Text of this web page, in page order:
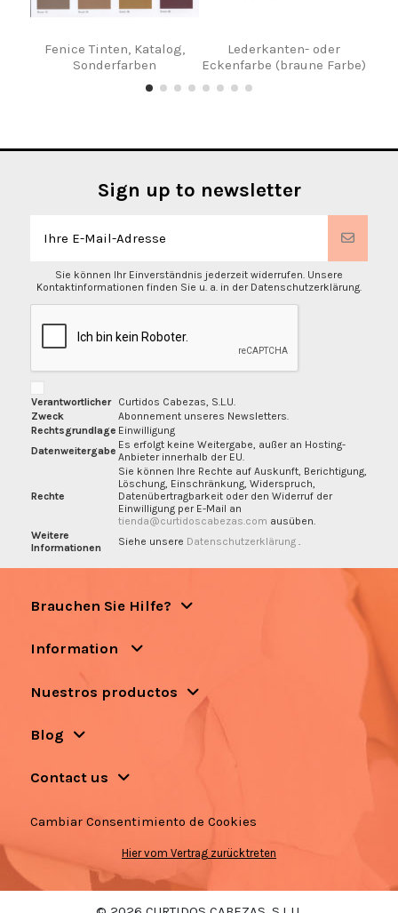
Fenice Tinten, Katalog,
Sonderfarben
Lederkanten- oder
Eckenfarbe (braune Farbe)
Sign up to newsletter
Sie können Ihr Einverständnis jederzeit widerrufen. Unsere
Kontaktinformationen finden Sie u. a. in der Datenschutzerklärung.
Verantwortlicher
Curtidos Cabezas, S.L.U.
Zweck
Abonnement unseres Newsletters.
Rechtsgrundlage Einwilligung
Datenweitergabe Es erfolgt keine Weitergabe, außer an Hosting-
Anbieter innerhalb der EU.
Rechte
Sie können Ihre Rechte auf Auskunft, Berichtigung,
Löschung, Einschränkung, Widerspruch,
Datenübertragbarkeit oder den Widerruf der
Einwilligung per E-Mail an
tienda@curtidoscabezas.com ausüben.
Weitere
Informationen
Siehe unsere Datenschutzerklärung
Brauchen Sie Hilfe?
Information
Nuestros productos
Blog
Contact us
Cambiar Consentimiento de Cookies
Hier vom Vertrag zurücktreten